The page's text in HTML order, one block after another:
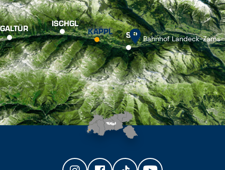
GALTÜR ISCHGL
KAPPL SEE Bahnhof Landeck-Zams